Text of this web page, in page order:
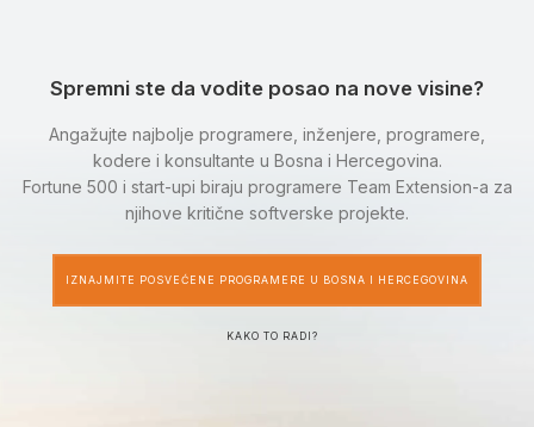
Spremni ste da vodite posao na nove visine?
Angažujte najbolje programere, inženjere, programere,
kodere i konsultante u Bosna i Hercegovina.
Fortune 500 i start-upi biraju programere Team Extension-a za
njihove kritične softverske projekte.
IZNAJMITE POSVEĆENE PROGRAMERE U BOSNA I HERCEGOVINA
KAKO TO RADI?